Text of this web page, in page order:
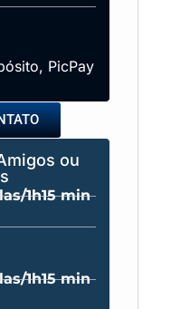
PicPay
ou
1h15 min
1h15 min